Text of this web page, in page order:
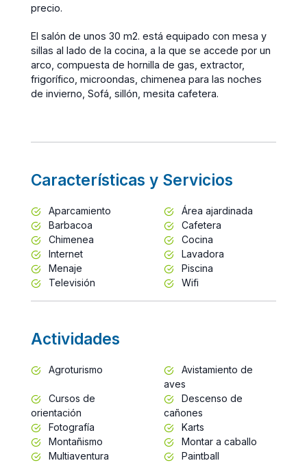
precio.
El salón de unos 30 m2. está equipado con mesa y
sillas al lado de la cocina, a la que se accede por un
arco, compuesta de hornilla de gas, extractor,
frigorífico, microondas, chimenea para las noches
de invierno, Sofá, sillón, mesita cafetera.
Características y Servicios
Aparcamiento
Área ajardinada
Barbacoa
Cafetera
Chimenea
Cocina
Internet
Lavadora
Menaje
Piscina
Televisión
Wifi
Actividades
Agroturismo
Avistamiento de
aves
Cursos de
orientación
Descenso de
cañones
Fotografía
Karts
Montañismo
Montar a caballo
Multiaventura
Paintball